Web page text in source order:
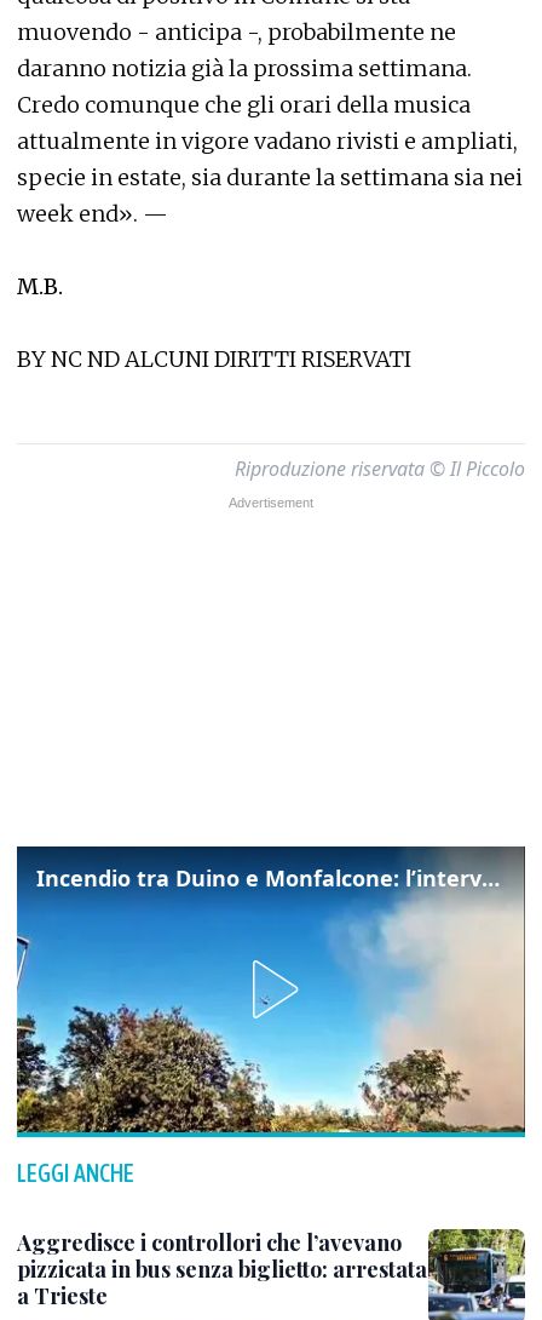
muovendo - anticipa -, probabilmente ne
daranno notizia già la prossima settimana.
Credo comunque che gli orari della musica
attualmente in vigore vadano rivisti e ampliati,
specie in estate, sia durante la settimana sia nei
week end». —
M.B.
BY NC ND ALCUNI DIRITTI RISERVATI
Riproduzione riservata © Il Piccolo
Incendio tra Duino e Monfalcone: l’intervento dei vigili del fuoco
LEGGI ANCHE
Aggredisce i controllori che l’avevano
pizzicata in bus senza biglietto: arrestata
a Trieste